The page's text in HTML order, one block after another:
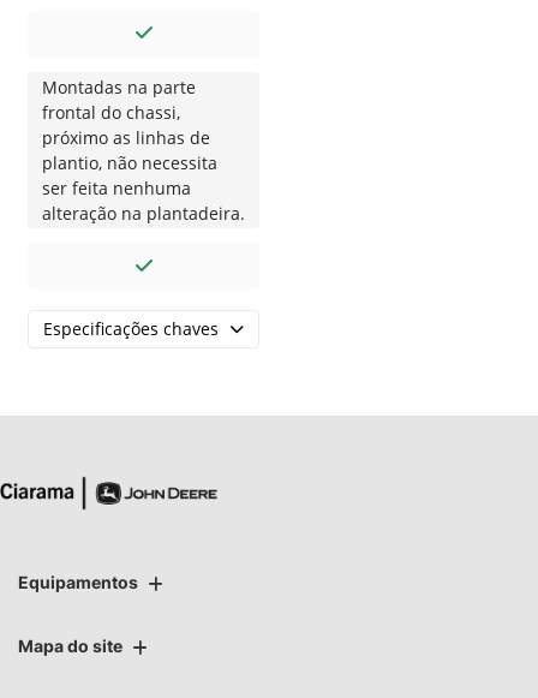
Montadas na parte
frontal do chassi,
próximo as linhas de
plantio, não necessita
ser feita nenhuma
alteração na plantadeira.
Especificações chaves
Equipamentos
Mapa do site